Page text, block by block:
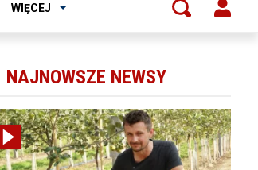
WIĘCEJ
NAJNOWSZE NEWSY